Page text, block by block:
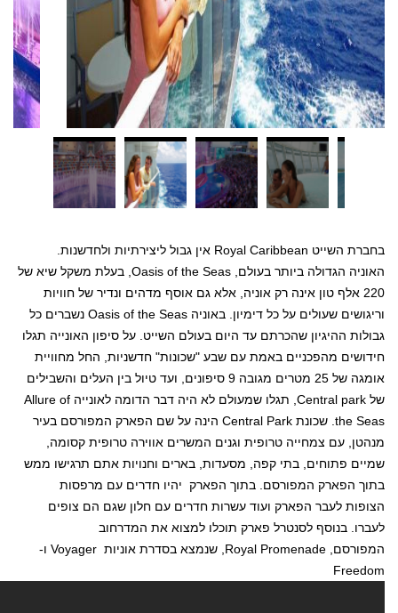
בחברת השייט Royal Caribbean אין גבול ליצירתיות ולחדשנות.
האוניה הגדולה ביותר בעולם, Oasis of the Seas, בעלת משקל שיא של
220 אלף טון אינה רק אוניה, אלא גם אוסף מדהים ונדיר של חוויות
וריגושים שעולים על כל דימיון. באוניה Oasis of the Seas נשברים כל
גבולות ההיגיון שהכרתם עד היום בעולם השייט. על סיפון האונייה תגלו
חידושים מהפכניים באמת עם שבע "שכונות" חדשניות, החל מחוויית
אומגה של 25 מטרים מגובה 9 סיפונים, ועד טיול בין העלים והשבילים
של Central park, תגלו שמעולם לא היה דבר הדומה לאונייה Allure of
the Seas. שכונת Central Park הינה על שם הפארק המפורסם בעיר
מנהטן, עם צמחייה טרופית וגנים המשרים אווירה טרופית קסומה,
שמיים פתוחים, בתי קפה, מסעדות, בארים וחנויות אתם תרגישו ממש
בתוך הפארק המפורסם. בתוך הפארק יהיו חדרים עם מרפסות
הצופות לעבר הפארק ועוד עשרות חדרים עם חלון שגם הם צופים
לעברו. בנוסף לסנטרל פארק תוכלו למצוא את המדרחוב
המפורסם, Royal Promenade, שנמצא בסדרת אוניות Voyager ו-
Freedom